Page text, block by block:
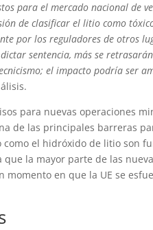
para el mercado nacional de
de clasificar el litio como
por los reguladores de otros
sentencia, más se
el impacto podría ser
para nuevas operaciones
de las principales barreras
el hidróxido de litio son
la mayor parte de las
momento en que la UE se